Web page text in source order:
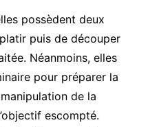
possèdent deux
puis de découper
Néanmoins, elles
pour préparer la
de la
escompté.